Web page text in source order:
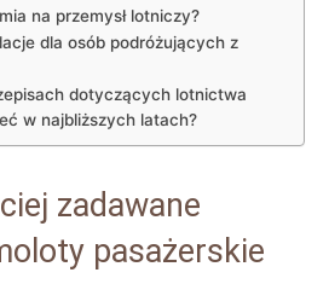
na przemysł lotniczy?
dla osób podróżujących z
dotyczących lotnictwa
w najbliższych latach?
zadawane
pasażerskie